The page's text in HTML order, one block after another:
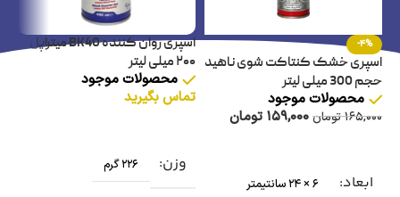
-4%
اسپری خشک کنتاکت شوی ناهید
حجم 300 میلی لیتر
محصولات موجود
165,000تومان159,000 تومان
ابعاد 6 × 24 سانتیمتر
اسپری روان کننده BK40 میتراپل
۲۰۰ میلی لیتر
محصولات موجود
تماس بگیرید
وزن 226 گرم